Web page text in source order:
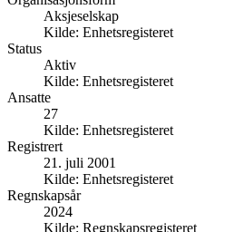
Aksjeselskap
Kilde: Enhetsregisteret
Status
Aktiv
Kilde: Enhetsregisteret
Ansatte
27
Kilde: Enhetsregisteret
Registrert
21. juli 2001
Kilde: Enhetsregisteret
Regnskapsår
2024
Kilde: Regnskapsregisteret